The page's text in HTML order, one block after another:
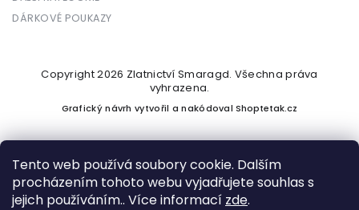
Tento web používá soubory cookie. Dalším
procházením tohoto webu vyjadřujete souhlas s
jejich používáním.. Více informací zde.
DÁRKOVÉ POUKAZY
Vytvořil Shoptet
Copyright 2026 Zlatnictví Smaragd. Všechna práva
vyhrazena.
Grafický návrh vytvořil a nakódovalShoptetak.cz